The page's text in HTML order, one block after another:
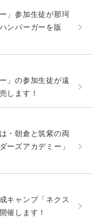
」参加生徒が那珂
ンバーガーを販
」の参加生徒が遠
します！
・朝倉と筑紫の両
ーズアカデミー」
キャンプ「ネクス
催します！